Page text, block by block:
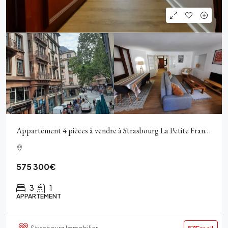
Appartement 4 pièces à vendre à Strasbourg La Petite France
575 300€
3 1
APPARTEMENT